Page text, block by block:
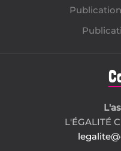
L'ÉGALITÉ